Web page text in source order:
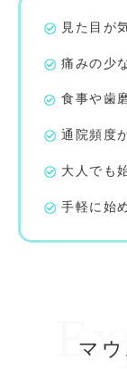
見た目が
痛みの少
食事や歯
通院頻度
大人でも
手軽に始
マ